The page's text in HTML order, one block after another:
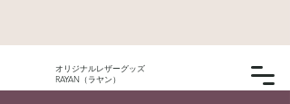
オリジナルレザーグッズ
RAYAN（ラヤン）